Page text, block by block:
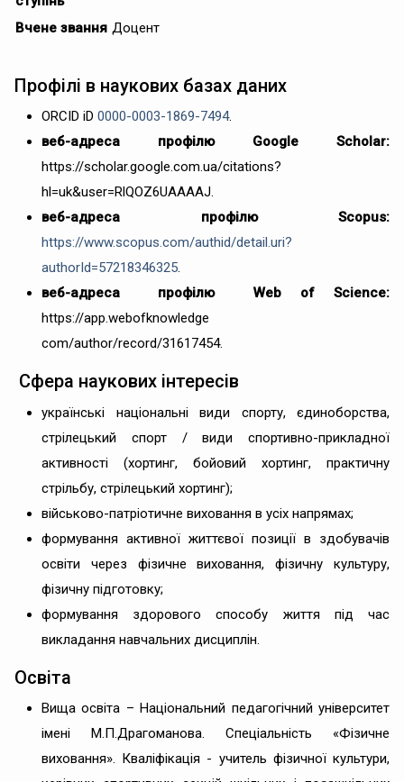
Вчене звання Доцент
Профілі в наукових базах даних
ORCID iD 0000-0003-1869-7494.
веб-адреса профілю Google Scholar:
https://scholar.google.com.ua/citations?
hl=uk&user=RlQOZ6UAAAAJ.
веб-адреса профілю Scopus:
https://www.scopus.com/authid/detail.uri?
authorId=57218346325.
веб-адреса профілюWeb of Science:
https://app.webofknowledge
com/author/record/31617454.
Сфера наукових інтересів
українські національні види спорту, єдиноборства,
стрілецький спорт / види спортивно-прикладної
активності (хортинг, бойовий хортинг, практичну
стрільбу, стрілецький хортинг);
військово-патріотичне виховання в усіх напрямах;
формування активної життєвої позиції в здобувачів
освіти через фізичне виховання, фізичну культуру,
фізичну підготовку;
формування здорового способу життя під час
викладання навчальних дисциплін.
Освіта
Вища освіта – Національний педагогічний університет
імені М.П.Драгоманова. Спеціальність «Фізичне
виховання». Кваліфікація - учитель фізичної культури,